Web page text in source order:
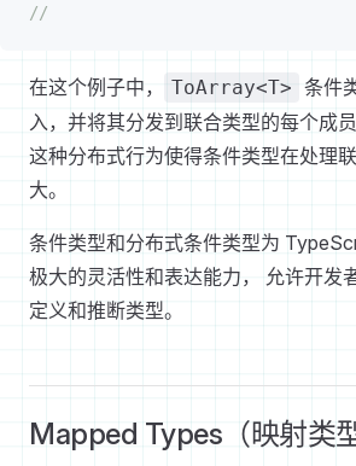
//
在这个例子中， ToArray<T> 条件
入，并将其分发到联合类型的每个成
这种分布式行为使得条件类型在处理
大。
条件类型和分布式条件类型为
极大的灵活性和表达能力， 允许开发
定义和推断类型。
Mapped Types（映射类型